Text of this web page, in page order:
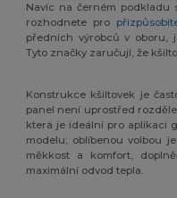
Navíc na černém podkladu
rozhodnete pro
předních výrobců v oboru,
Tyto značky zaručují, že
Konstrukce kšiltovek je
panel není uprostřed
která je ideální pro aplikaci
modelu; oblíbenou volbou
měkkost a komfort,
maximální odvod tepla.